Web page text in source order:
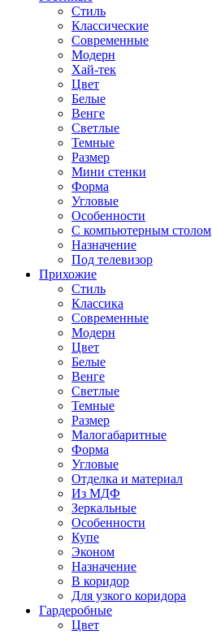
Стиль
Классические
Современные
Модерн
Хай-тек
Цвет
Белые
Венге
Светлые
Темные
Размер
Мини стенки
Форма
Угловые
Особенности
С компьютерным столом
Назначение
Под телевизор
Прихожие
Стиль
Классика
Современные
Модерн
Цвет
Белые
Венге
Светлые
Темные
Размер
Малогабаритные
Форма
Угловые
Отделка и материал
Из МДФ
Зеркальные
Особенности
Купе
Эконом
Назначение
В коридор
Для узкого коридора
Гардеробные
Цвет